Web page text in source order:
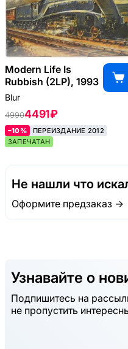
Modern Life Is
Rubbish (2LP), 1993
Blur
49904491 ₽
–10%
ПЕРЕИЗДАНИЕ 2012
ЗАПЕЧАТАН
Не нашли что
Оформите предзаказ →
Узнавайте о
Подпишитесь на
не пропустить